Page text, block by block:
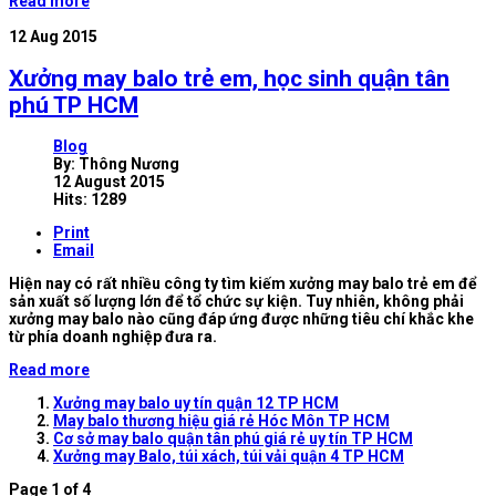
12Aug 2015
Xưởng may balo trẻ em, học sinh quận tân
phú TP HCM
Blog
By: Thông Nương
12 August 2015
Hits: 1289
Print
Email
Hiện nay có rất nhiều công ty tìm kiếm xưởng may balo trẻ em để
sản xuất số lượng lớn để tổ chức sự kiện. Tuy nhiên, không phải
xưởng may balo nào cũng đáp ứng được những tiêu chí khắc khe
từ phía doanh nghiệp đưa ra.
Read more
Xưởng may balo uy tín quận 12 TP HCM
May balo thương hiệu giá rẻ Hóc Môn TP HCM
Cơ sở may balo quận tân phú giá rẻ uy tín TP HCM
Xưởng may Balo, túi xách, túi vải quận 4 TP HCM
Page 1 of 4